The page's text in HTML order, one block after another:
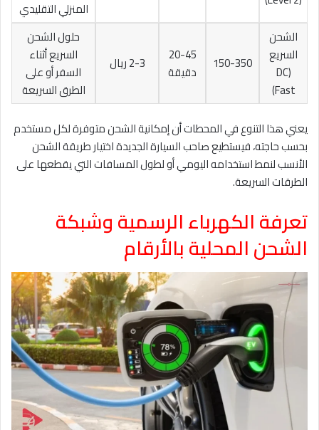
المنزلي التقليدي
الشحن
السريع
(DC
Fast)
150-350
20-45
دقيقة
2-3 ريال
حلول الشحن
السريع أثناء
السفر أو على
الطرق السريعة
يعني هذا التنوع في المحطات أن إمكانية الشحن متوفرة لكل مستخدم
بحسب حاجته، فيستطيع صاحب السيارة الجديدة اختيار طريقة الشحن
الأنسب لنمط استخدامه اليومي أو لطول المسافات التي يقطعها على
الطرقات السريعة.
تعرفة الكهرباء الرسمية وشبكة
الشحن المحلية بالأرقام